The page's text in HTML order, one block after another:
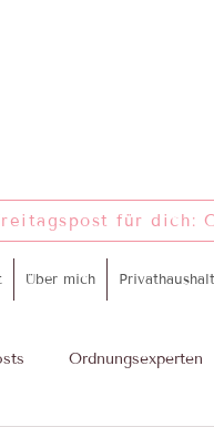
für dich:
Über mich Privathaushalt
Ordnungsexperten